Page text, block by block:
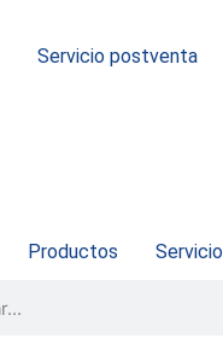
Servicio postventa
Productos